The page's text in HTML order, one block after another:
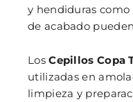
y hendiduras
de acabado
LosCepillos Copa
utilizadas en
limpieza y